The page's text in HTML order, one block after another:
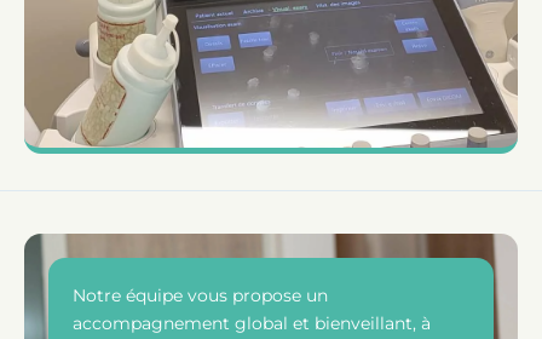
Notre équipe vous propose un
accompagnement global et bienveillant, à